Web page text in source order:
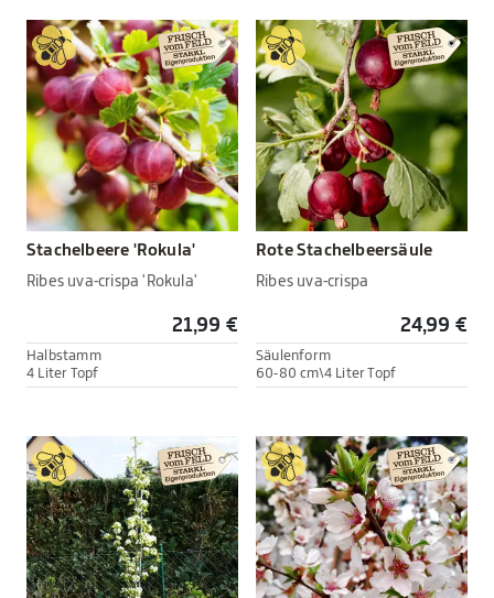
Stachelbeere 'Rokula'
Ribes uva-crispa 'Rokula'
21,99 €
Halbstamm
4 Liter Topf
Rote Stachelbeersäule
Ribes uva-crispa
24,99 €
Säulenform
60-80 cm\4 Liter Topf